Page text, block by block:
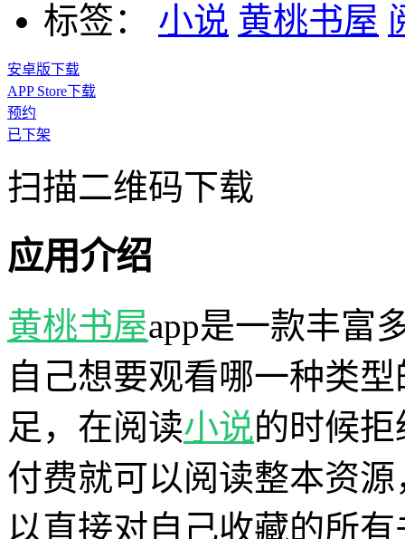
标签：
小说 黄桃书屋
安卓版下载
APP Store下载
预约
已下架
扫描二维码下载
应用介绍
黄桃书屋app是一款丰富
自己想要观看哪一种类型
足，在阅读小说的时候
付费就可以阅读整本资
以直接对自己收藏的所